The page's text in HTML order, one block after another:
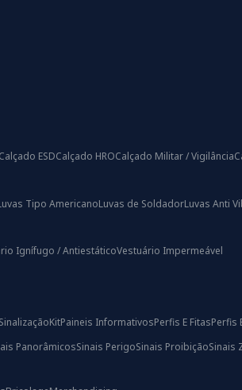
Calçado ESDCalçado HROCalçado Militar / Vigilância
Tipo AmericanoLuvas de SoldadorLuvas Anti
Ignífugo / AntiestáticoVestuário Impermeável
KitPaineis InformativosPerfis E FitasPerfis
PanorâmicosSinais PerigoSinais ProibiçãoSinais